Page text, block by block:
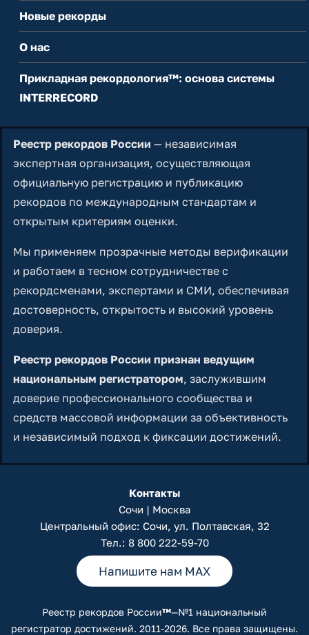
Новые рекорды
О нас
Прикладная рекордология™: основа системы
INTERRECORD
Реестр рекордов России — независимая
экспертная организация, осуществляющая
официальную регистрацию и публикацию
рекордов по международным стандартам и
открытым критериям оценки.
Мы применяем прозрачные методы верификации
и работаем в тесном сотрудничестве с
рекордсменами, экспертами и СМИ, обеспечивая
достоверность, открытость и высокий уровень
доверия.
Реестр рекордов России признан ведущим
национальным регистратором, заслужившим
доверие профессионального сообщества и
средств массовой информации за объективность
и независимый подход к фиксации достижений.
Контакты
Сочи | Москва
Центральный офис: Сочи, ул. Полтавская, 32
Тел.: 8 800 222-59-70
Напишите нам MAX
Реестр рекордов России™—№1 национальный
регистратор достижений. 2011-2026. Все права защищены.